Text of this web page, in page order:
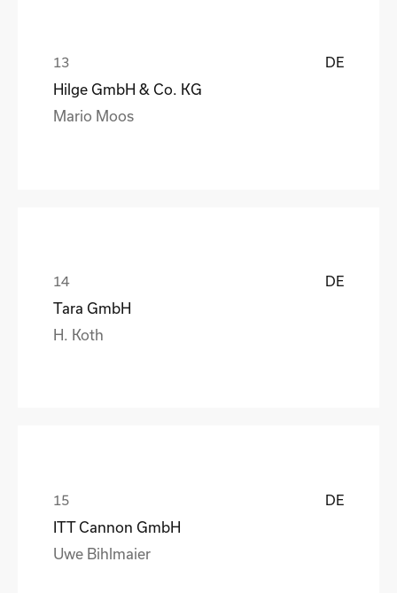
DE
Hilge GmbH & Co. KG
Mario Moos
DE
Tara GmbH
H. Koth
DE
ITT Cannon GmbH
Uwe Bihlmaier